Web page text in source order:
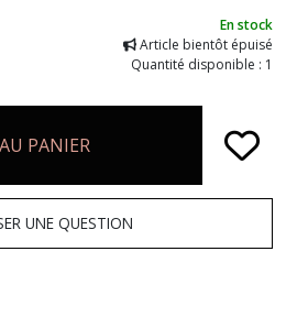
En stock
Article bientôt épuisé
Quantité disponible : 1
PANIER
UNE QUESTION